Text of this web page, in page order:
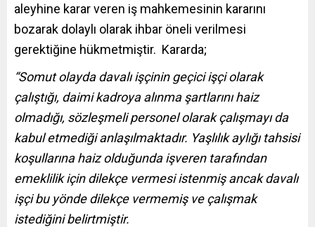
aleyhine karar veren iş mahkemesinin kararını
bozarak dolaylı olarak ihbar öneli verilmesi
gerektiğine hükmetmiştir. Kararda;
“Somut olayda davalı işçinin geçici işçi olarak
çalıştığı, daimi kadroya alınma şartlarını haiz
olmadığı, sözleşmeli personel olarak çalışmayı da
kabul etmediği anlaşılmaktadır. Yaşlılık aylığı tahsisi
koşullarına haiz olduğunda işveren tarafından
emeklilik için dilekçe vermesi istenmiş ancak davalı
işçi bu yönde dilekçe vermemiş ve çalışmak
istediğini belirtmiştir.